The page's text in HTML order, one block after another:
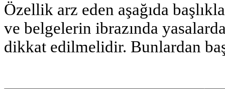
Özellik arz eden aşağıda
ve belgelerin ibrazında
dikkat edilmelidir. Bunlardan